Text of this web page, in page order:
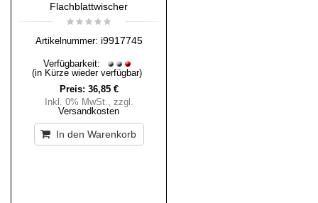
Flachblattwischer
Artikelnummer: i9917745
Verfügbarkeit:
(in Kürze wieder verfügbar)
Preis: 36,85 €
Inkl. 0% MwSt., zzgl.
Versandkosten
In den Warenkorb